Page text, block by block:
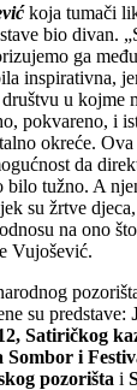
koja tumači
bio divan.
ga
inspirativna,
u kojme
pokvareno, i
okreće.
da
tužno. A
su žrtve
na ono
Vujošević.
su predstave:
Satiričkog
Sombor i
pozorišta i